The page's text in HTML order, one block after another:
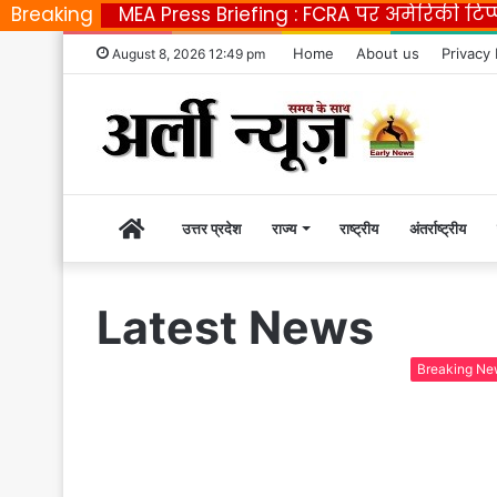
Breaking MEA Press Briefing : FCRA पर अमेरिकी
August 8, 2026 12:49 pm Home About us Privacy
Homeउत्तर प्रदेश राज्य राष्ट्रीय अंतर्राष्ट्रीय
Latest News
Breaking